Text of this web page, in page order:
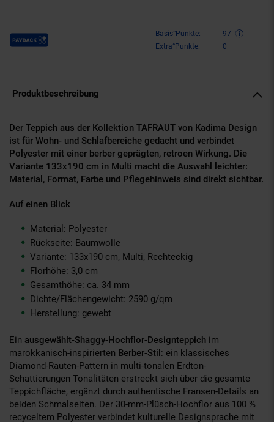
Payback Punkte Basis°Punkte:
97
Extra°Punkte:
0
Produktbeschreibung
Der Teppich aus der Kollektion TAFRAUT von Kadima Design
ist für Wohn- und Schlafbereiche gedacht und verbindet
Polyester mit einer berber geprägten, retroen Wirkung. Die
Variante 133x190 cm in Multi macht die Auswahl leichter:
Material, Format, Farbe und Pflegehinweis sind direkt sichtbar.
Auf einen Blick
Material: Polyester
Rückseite: Baumwolle
Variante: 133x190 cm, Multi, Rechteckig
Florhöhe: 3,0 cm
Gesamthöhe: ca. 34 mm
Dichte/Flächengewicht: 2590 g/qm
Herstellung: gewebt
Ein ausgewählt-Shaggy-Hochflor-Designteppich im
marokkanisch-inspirierten Berber-Stil : ein klassisches
Diamond-Rauten-Pattern in multi-tonalen Erdton-
Schattierungen Tonalitäten erstreckt sich über die gesamte
Teppichfläche, ergänzt durch authentische Fransen-Details an
beiden Schmalseiten. Der 30-mm-Plüsch-Hochflor aus 100 %
recyceltem Polyester verbindet kulturelle Designsprache mit